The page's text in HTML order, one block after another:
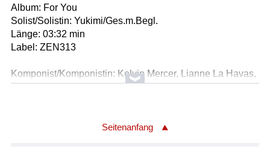
Album: For You
Solist/Solistin: Yukimi/Ges.m.Begl.
Länge: 03:32 min
Label: ZEN313
Komponist/Komponistin: Kelvin Mercer, Lianne La Havas,
Yukimi Nagano
Solist/Solistin: YukimiSeitenanfang